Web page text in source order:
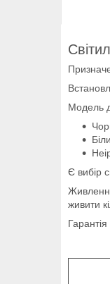
Модель
Є вибір
живити